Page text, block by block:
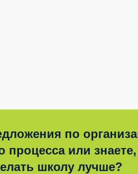
по
процесса или знаете,
школу лучше?